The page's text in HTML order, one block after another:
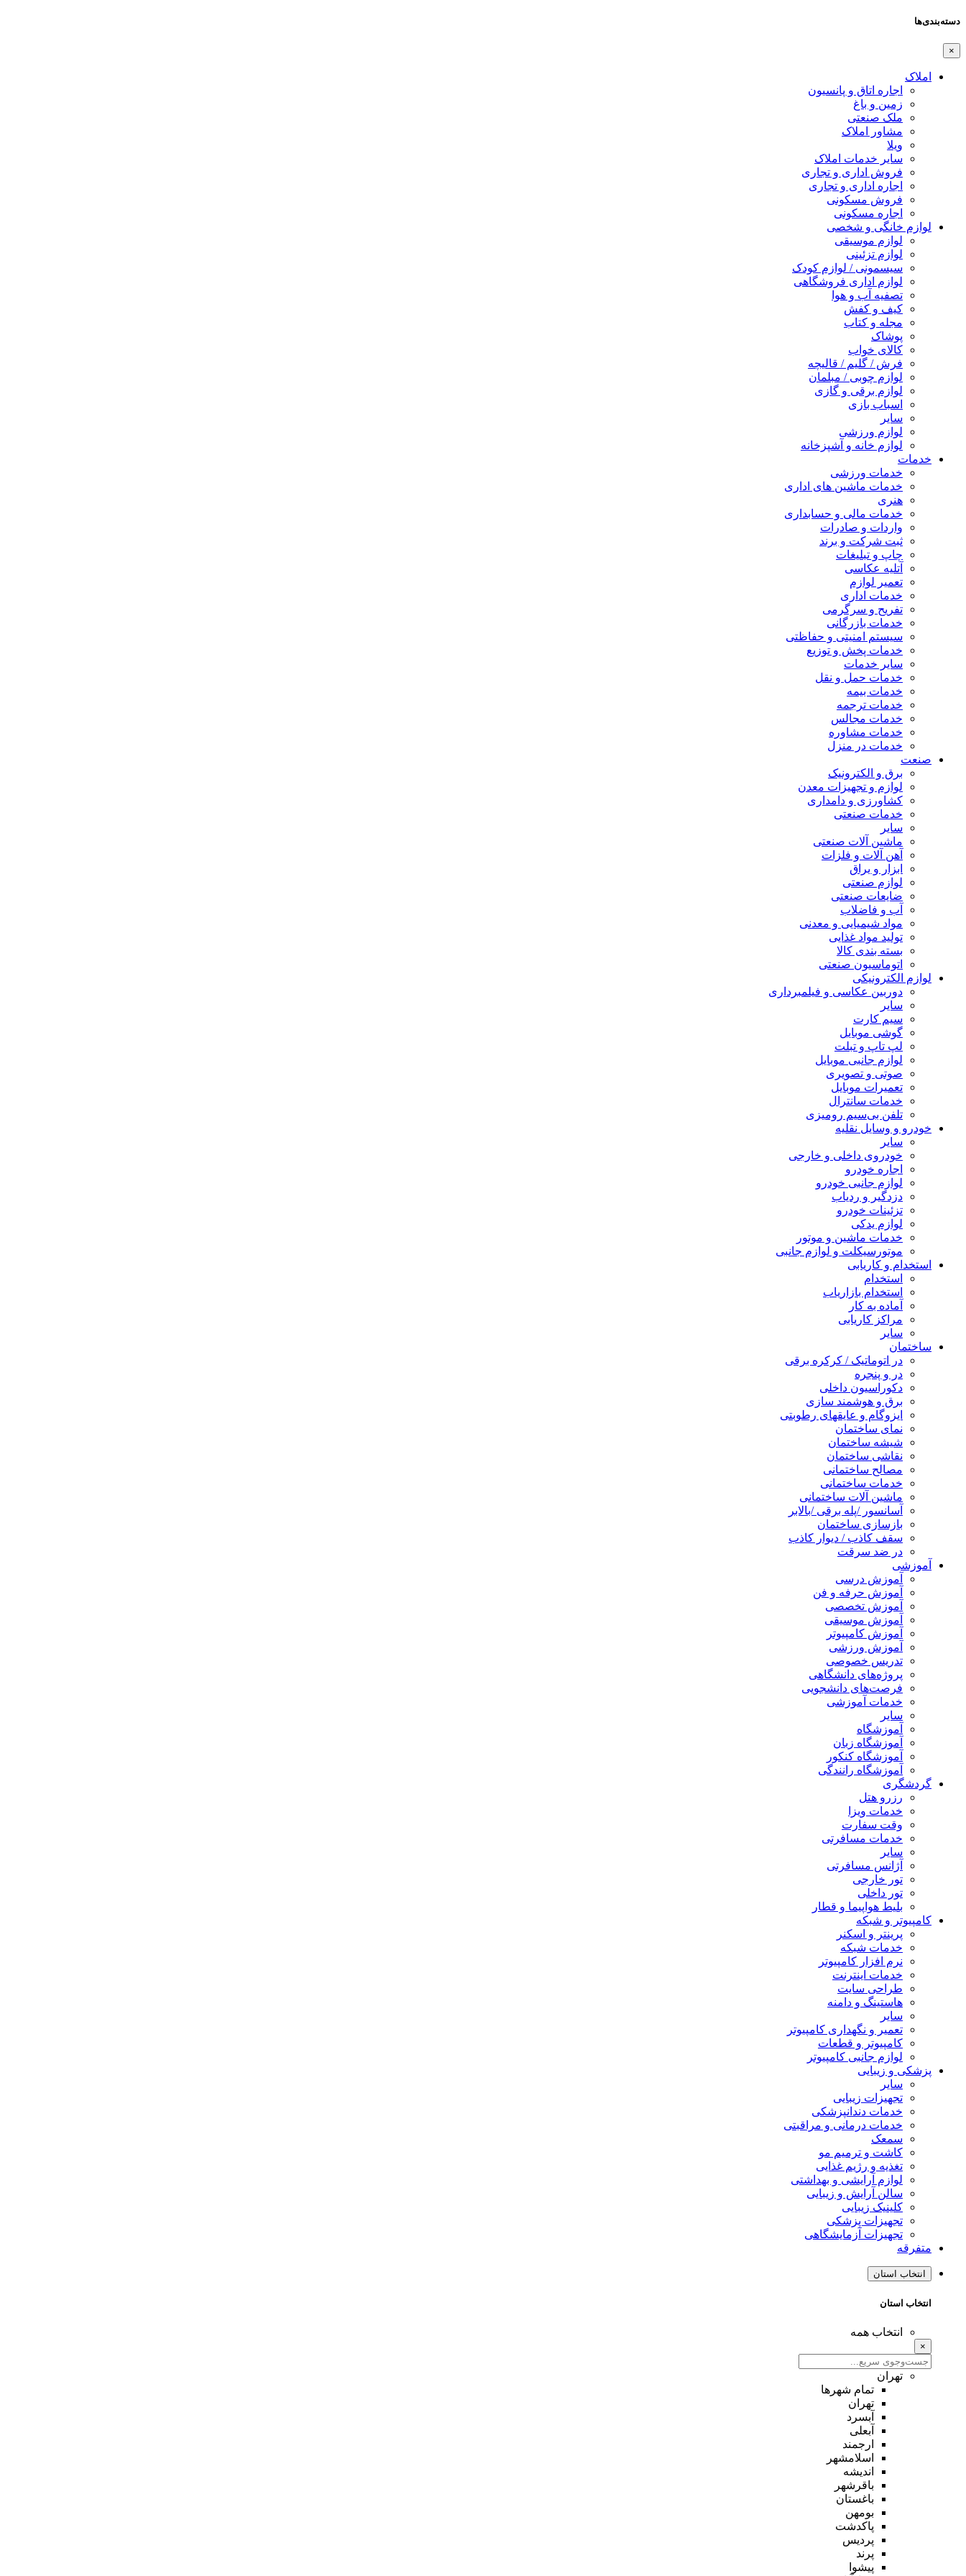
دسته‌بندی‌ها
×
املاک
اجاره اتاق و پانسیون
زمین و باغ
ملک صنعتی
مشاور املاک
ویلا
سایر خدمات املاک
فروش اداری و تجاری
اجاره اداری و تجاری
فروش مسکونی
اجاره مسکونی
لوازم خانگی و شخصی
لوازم موسیقی
لوازم تزئینی
سیسمونی / لوازم کودک
لوازم اداری فروشگاهی
تصفیه آب و هوا
کیف و کفش
مجله و کتاب
پوشاک
کالای خواب
فرش / گلیم / قالیچه
لوازم چوبی / مبلمان
لوازم برقی و گازی
اسباب بازی
سایر
لوازم ورزشی
لوازم خانه و آشپزخانه
خدمات
خدمات ورزشی
خدمات ماشین های اداری
هنری
خدمات مالی و حسابداری
واردات و صادرات
ثبت شرکت و برند
چاپ و تبلیغات
آتلیه عکاسی
تعمیر لوازم
خدمات اداری
تفریح و سرگرمی
خدمات بازرگانی
سیستم امنیتی و حفاظتی
خدمات پخش و توزیع
سایر خدمات
خدمات حمل و نقل
خدمات بیمه
خدمات ترجمه
خدمات مجالس
خدمات مشاوره
خدمات در منزل
صنعت
برق و الکترونیک
لوازم و تجهیزات معدن
کشاورزی و دامداری
خدمات صنعتی
سایر
ماشین آلات صنعتی
آهن آلات و فلزات
ابزار و یراق
لوازم صنعتی
ضایعات صنعتی
آب و فاضلاب
مواد شیمیایی و معدنی
تولید مواد غذایی
بسته بندی کالا
اتوماسیون صنعتی
لوازم الکترونیکی
دوربین عکاسی و فیلمبرداری
سایر
سیم کارت
گوشی موبایل
لپ تاپ و تبلت
لوازم جانبی موبایل
صوتی و تصویری
تعمیرات موبایل
خدمات سانترال
تلفن بی‌سیم رومیزی
خودرو و وسایل نقلیه
سایر
خودروی داخلی و خارجی
اجاره خودرو
لوازم جانبی خودرو
دزدگیر و ردیاب
تزئینات خودرو
لوازم یدکی
خدمات ماشین و موتور
موتورسیکلت و لوازم جانبی
استخدام و کاریابی
استخدام
استخدام بازاریاب
آماده به کار
مراکز کاریابی
سایر
ساختمان
در اتوماتیک / کرکره برقی
در و پنجره
دکوراسیون داخلی
برق و هوشمند سازی
ایزوگام و عایقهای رطوبتی
نمای ساختمان
شیشه ساختمان
نقاشی ساختمان
مصالح ساختمانی
خدمات ساختمانی
ماشین آلات ساختمانی
آسانسور /پله برقی /بالابر
بازسازی ساختمان
سقف کاذب / دیوار کاذب
در ضد سرقت
آموزشی
آموزش درسی
آموزش حرفه و فن
آموزش تخصصی
آموزش موسیقی
آموزش کامپیوتر
آموزش ورزشی
تدریس خصوصی
پروژه‌های دانشگاهی
فرصت‌های دانشجویی
خدمات آموزشی
سایر
آموزشگاه
آموزشگاه زبان
آموزشگاه کنکور
آموزشگاه رانندگی
گردشگری
رزرو هتل
خدمات ویزا
وقت سفارت
خدمات مسافرتی
سایر
آژانس مسافرتی
تور خارجی
تور داخلی
بلیط هواپیما و قطار
کامپیوتر و شبکه
پرینتر و اسکنر
خدمات شبکه
نرم افزار کامپیوتر
خدمات اینترنت
طراحی سایت
هاستینگ و دامنه
سایر
تعمیر و نگهداری کامپیوتر
کامپیوتر و قطعات
لوازم جانبی کامپیوتر
پزشکی و زیبایی
سایر
تجهیزات زیبایی
خدمات دندانپزشکی
خدمات درمانی و مراقبتی
سمعک
کاشت و ترمیم مو
تغذیه و رژیم غذایی
لوازم آرایشی و بهداشتی
سالن آرایش و زیبایی
کلینیک زیبایی
تجهیزات پزشکی
تجهیزات آزمایشگاهی
متفرقه
انتخاب استان
انتخاب استان
انتخاب همه
×
تهران
تمام شهر‌ها
تهران
آبسرد
آبعلی
ارجمند
اسلامشهر
اندیشه
باقرشهر
باغستان
بومهن
پاکدشت
پردیس
پرند
پیشوا